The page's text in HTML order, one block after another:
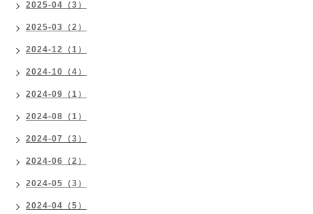
2025-04（3）
2025-03（2）
2024-12（1）
2024-10（4）
2024-09（1）
2024-08（1）
2024-07（3）
2024-06（2）
2024-05（3）
2024-04（5）